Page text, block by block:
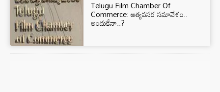
Telugu Film Chamber Of
Commerce: అత్యవసర సమావేశం..
అందుకేనా..?